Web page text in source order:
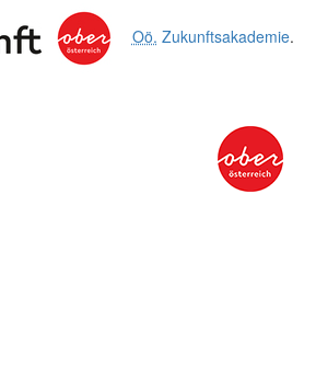
Oö. Zukunftsakademie.